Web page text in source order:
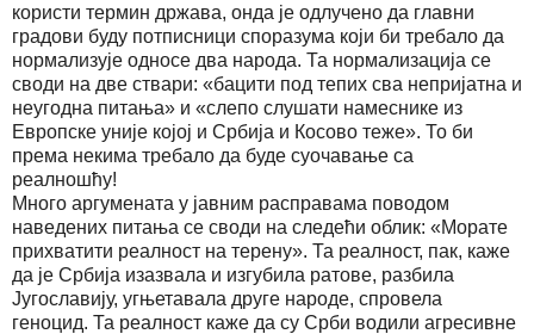
користи термин држава, онда је одлучено да главни
градови буду потписници споразума који би требало да
нормализује односе два народа. Та нормализација се
своди на две ствари: «бацити под тепих сва непријатна и
неугодна питања» и «слепо слушати намеснике из
Европске уније којој и Србија и Косово теже». То би
према некима требало да буде суочавање са
реалношћу!
Много аргумената у јавним расправама поводом
наведених питања се своди на следећи облик: «Морате
прихватити реалност на терену». Та реалност, пак, каже
да је Србија изазвала и изгубила ратове, разбила
Југославију, угњетавала друге народе, спровела
геноцид. Та реалност каже да су Срби водили агресивне